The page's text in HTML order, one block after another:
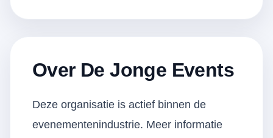
Over De Jonge Events
Deze organisatie is actief binnen de
evenementenindustrie. Meer informatie